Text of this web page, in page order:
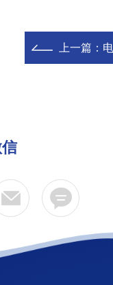
上一篇：